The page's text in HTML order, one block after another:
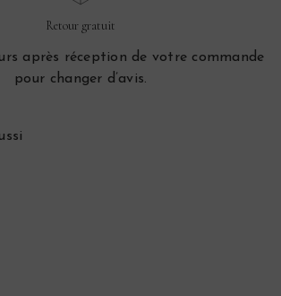
Retour gratuit
après réception de votre commande
pour changer d’avis.